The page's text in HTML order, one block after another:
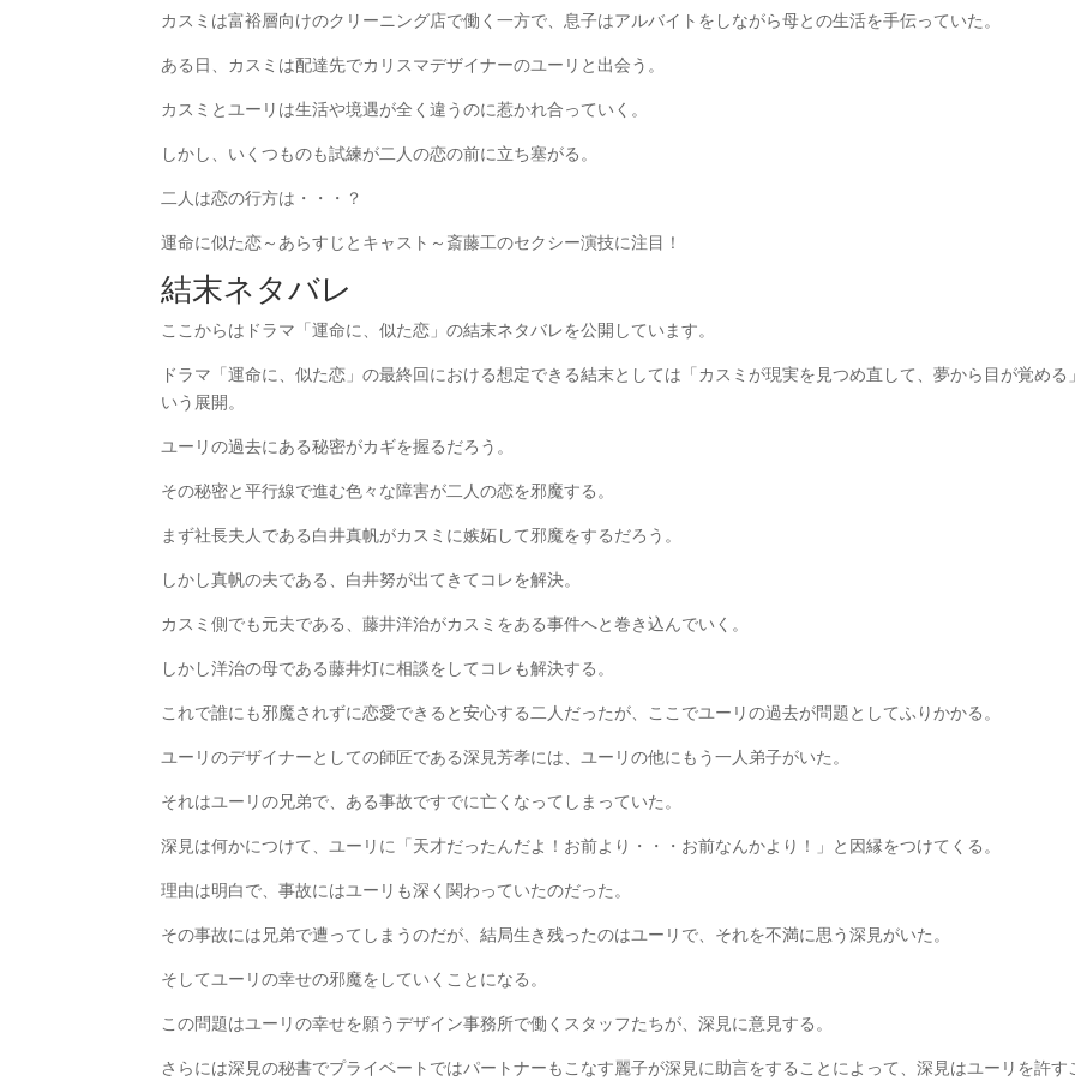
カスミは富裕層向けのクリーニング店で働く一方で、息子はアルバイトをしながら母との生活を手伝っていた。
ある日、カスミは配達先でカリスマデザイナーのユーリと出会う。
カスミとユーリは生活や境遇が全く違うのに惹かれ合っていく。
しかし、いくつものも試練が二人の恋の前に立ち塞がる。
二人は恋の行方は・・・？
運命に似た恋～あらすじとキャスト～斎藤工のセクシー演技に注目！
結末ネタバレ
ここからはドラマ「運命に、似た恋」の結末ネタバレを公開しています。
ドラマ「運命に、似た恋」の最終回における想定できる結末としては「カスミが現実を見つめ直して、夢から目が覚める
いう展開。
ユーリの過去にある秘密がカギを握るだろう。
その秘密と平行線で進む色々な障害が二人の恋を邪魔する。
まず社長夫人である白井真帆がカスミに嫉妬して邪魔をするだろう。
しかし真帆の夫である、白井努が出てきてコレを解決。
カスミ側でも元夫である、藤井洋治がカスミをある事件へと巻き込んでいく。
しかし洋治の母である藤井灯に相談をしてコレも解決する。
これで誰にも邪魔されずに恋愛できると安心する二人だったが、ここでユーリの過去が問題としてふりかかる。
ユーリのデザイナーとしての師匠である深見芳孝には、ユーリの他にもう一人弟子がいた。
それはユーリの兄弟で、ある事故ですでに亡くなってしまっていた。
深見は何かにつけて、ユーリに「天才だったんだよ！お前より・・・お前なんかより！」と因縁をつけてくる。
理由は明白で、事故にはユーリも深く関わっていたのだった。
その事故には兄弟で遭ってしまうのだが、結局生き残ったのはユーリで、それを不満に思う深見がいた。
そしてユーリの幸せの邪魔をしていくことになる。
この問題はユーリの幸せを願うデザイン事務所で働くスタッフたちが、深見に意見する。
さらには深見の秘書でプライベートではパートナーもこなす麗子が深見に助言をすることによって、深見はユーリを許す